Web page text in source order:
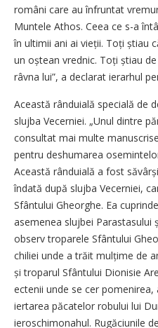
români care au înfruntat
Muntele Athos. Ceea ce s-a
în ultimii ani ai vieții. Toți știau
un oștean vrednic. Toți știau
râvna lui”, a declarat ierarhul
Această rânduială specială de
slujba Vecerniei. „Unul dintre
consultat mai multe
pentru deshumarea
Această rânduială a fost
îndată după slujba Vecerniei,
Sfântului Gheorghe. Ea
asemenea slujbei Parastasului
observ troparele Sfântului
chiliei unde a trăit mulțime de
și troparul Sfântului Dionisie
ectenii unde se cer
iertarea păcatelor robului lui
ieroschimonahul. Rugăciunile